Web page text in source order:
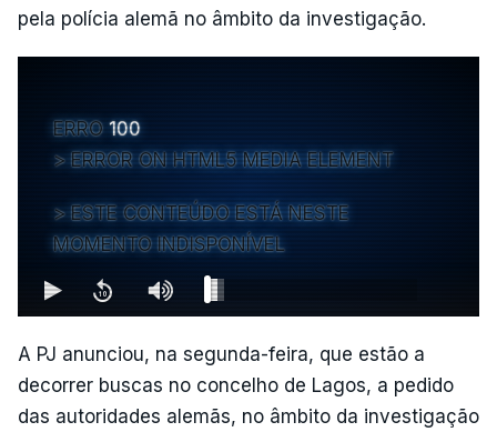
pela polícia alemã no âmbito da investigação.
ERRO 100
ERROR ON HTML5 MEDIA ELEMENT
ESTE CONTEÚDO ESTÁ NESTE
MOMENTO INDISPONÍVEL
A PJ anunciou, na segunda-feira, que estão a
decorrer buscas no concelho de Lagos, a pedido
das autoridades alemãs, no âmbito da investigação